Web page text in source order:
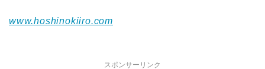
www.hoshinokiiro.com
スポンサーリンク